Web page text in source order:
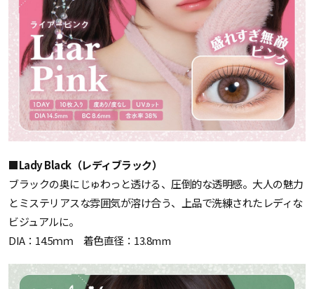
■Lady Black（レディブラック）
ブラックの奥にじゅわっと透ける、圧倒的な透明感。大人の魅力
とミステリアスな雰囲気が溶け合う、上品で洗練されたレディな
ビジュアルに。
DIA：14.5ｍｍ 着色直径：13.8mm